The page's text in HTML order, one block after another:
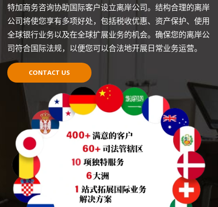
特加商务咨询协助国际客户设立离岸公司。结构合理的离岸
公司将使您享有多项好处，包括税收优惠、资产保护、使用
全球银行业务以及在全球扩展业务的机会。确保您的离岸公
司符合国际法规，以便您可以合法地开展日常业务运营。
CONTACT US